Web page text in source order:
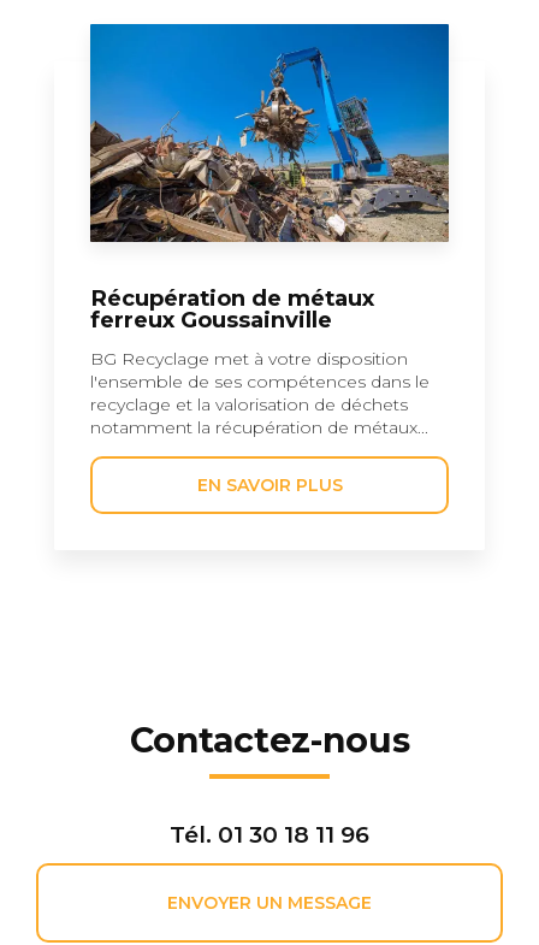
Récupération de métaux
ferreux Goussainville
BG Recyclage met à votre disposition
l'ensemble de ses compétences dans le
recyclage et la valorisation de déchets
notamment la récupération de métaux...
EN SAVOIR PLUS
Contactez-nous
Tél. 01 30 18 11 96
ENVOYER UN MESSAGE